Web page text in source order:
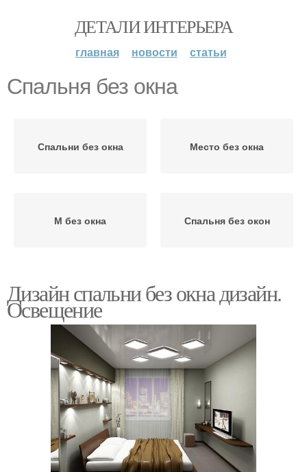
ДЕТАЛИ ИНТЕРЬЕРА
главная новости статьи
Спальня без окна
Спальни без окна Место без окна
М без окна Спальня без окон
Дизайн спальни без окна дизайн.
Освещение